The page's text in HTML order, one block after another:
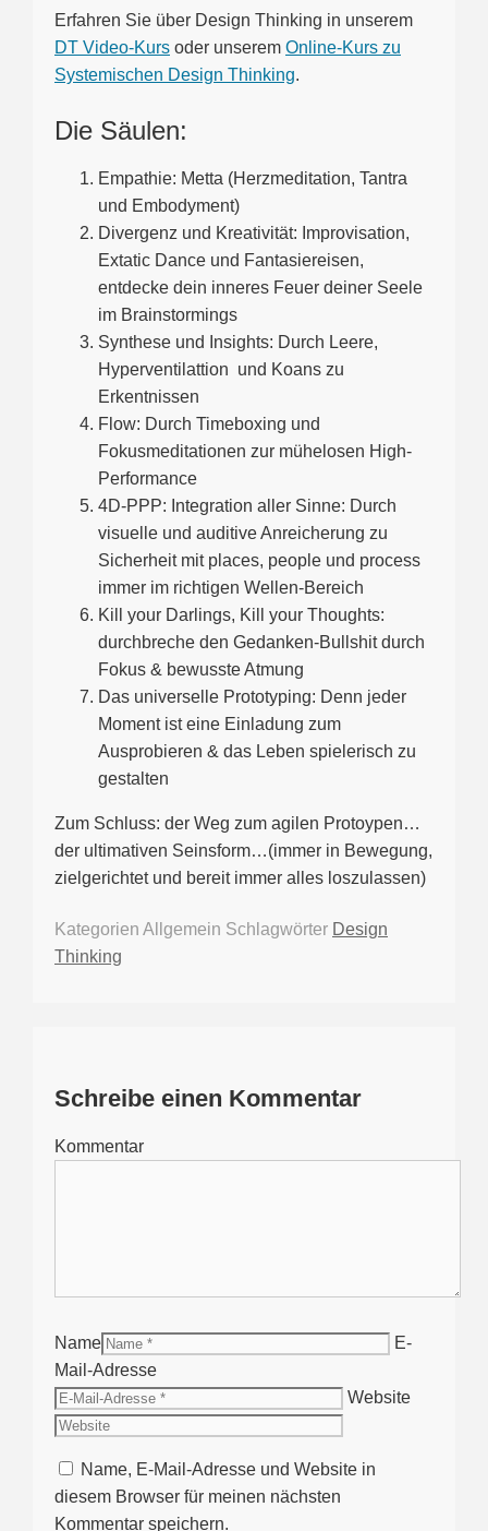
Erfahren Sie über Design Thinking in unserem
DT Video-Kurs oder unserem Online-Kurs zu
Systemischen Design Thinking.
Die Säulen:
Empathie: Metta (Herzmeditation, Tantra
und Embodyment)
Divergenz und Kreativität: Improvisation,
Extatic Dance und Fantasiereisen,
entdecke dein inneres Feuer deiner Seele
im Brainstormings
Synthese und Insights: Durch Leere,
Hyperventilattion und Koans zu
Erkentnissen
Flow: Durch Timeboxing und
Fokusmeditationen zur mühelosen High-
Performance
4D-PPP: Integration aller Sinne: Durch
visuelle und auditive Anreicherung zu
Sicherheit mit places, people und process
immer im richtigen Wellen-Bereich
Kill your Darlings, Kill your Thoughts:
durchbreche den Gedanken-Bullshit durch
Fokus & bewusste Atmung
Das universelle Prototyping: Denn jeder
Moment ist eine Einladung zum
Ausprobieren & das Leben spielerisch zu
gestalten
Zum Schluss: der Weg zum agilen Protoypen…
der ultimativen Seinsform…(immer in Bewegung,
zielgerichtet und bereit immer alles loszulassen)
Kategorien Allgemein Schlagwörter Design
Thinking
Schreibe einen Kommentar
Kommentar
Name
E-
Mail-Adresse
Website
Name, E-Mail-Adresse und Website in
diesem Browser für meinen nächsten
Kommentar speichern.